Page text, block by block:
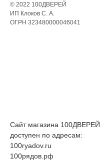
© 2022 100ДВЕРЕЙ
ИП Клоков С. А.
ОГРН 323480000046041
Сайт магазина 100ДВЕРЕЙ
доступен по адресам:
100ryadov.ru
100рядов.рф